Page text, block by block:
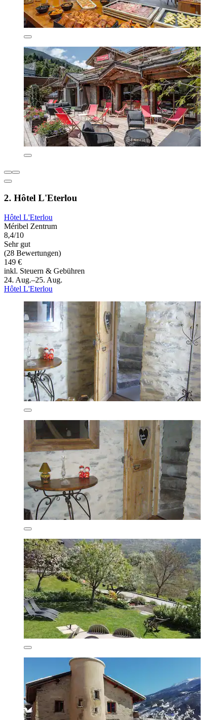
2. Hôtel L'Eterlou
Hôtel L'Eterlou
Méribel Zentrum
8,4/10
Sehr gut
(28 Bewertungen)
149 €
inkl. Steuern & Gebühren
24. Aug.–25. Aug.
Hôtel L'Eterlou